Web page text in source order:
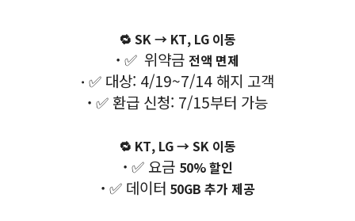
🔁 SK → KT, LG 이동
· ✅ 위약금 전액 면제
· ✅ 대상: 4/19~7/14 해지 고객
· ✅ 환급 신청: 7/15부터 가능
🔁 KT, LG → SK 이동
· ✅ 요금 50% 할인
· ✅ 데이터 50GB 추가 제공